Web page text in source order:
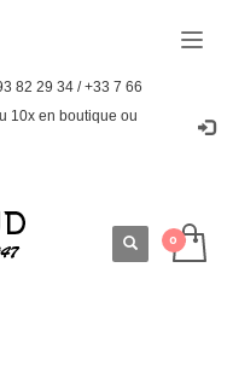
82 29 34 / +33 7 66
10x en boutique ou